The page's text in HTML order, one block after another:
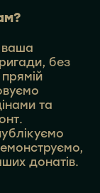
ваша
без
та
демонструємо,
донатів.